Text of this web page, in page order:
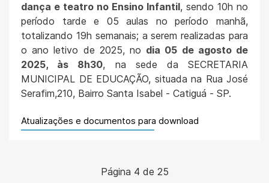
dança e teatro no Ensino Infantil, sendo 10h no
período tarde e 05 aulas no período manhã,
totalizando 19h semanais; a serem realizadas para
o ano letivo de 2025, no dia 05 de agosto de
2025, às 8h30, na sede da SECRETARIA
MUNICIPAL DE EDUCAÇÃO, situada na Rua José
Serafim,210, Bairro Santa Isabel - Catiguá - SP.
Atualizações e documentos para download
Página 4 de 25